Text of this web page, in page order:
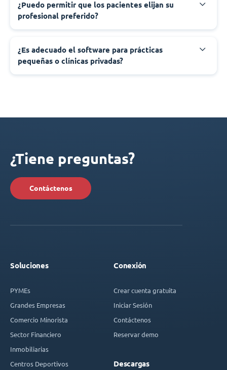
¿Puedo permitir que los pacientes elijan su
profesional preferido?
¿Es adecuado el software para prácticas
pequeñas o clínicas privadas?
¿Tiene preguntas?
Contáctenos
Soluciones
PYMEs
Grandes Empresas
Comercio Minorista
Sector Financiero
Inmobiliarias
Centros Deportivos
Conexión
Crear cuenta gratuita
Iniciar Sesión
Contáctenos
Reservar demo
Descargas